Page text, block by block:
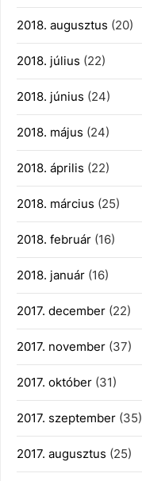
2018. augusztus (20)
2018. július (22)
2018. június (24)
2018. május (24)
2018. április (22)
2018. március (25)
2018. február (16)
2018. január (16)
2017. december (22)
2017. november (37)
2017. október (31)
2017. szeptember (35)
2017. augusztus (25)